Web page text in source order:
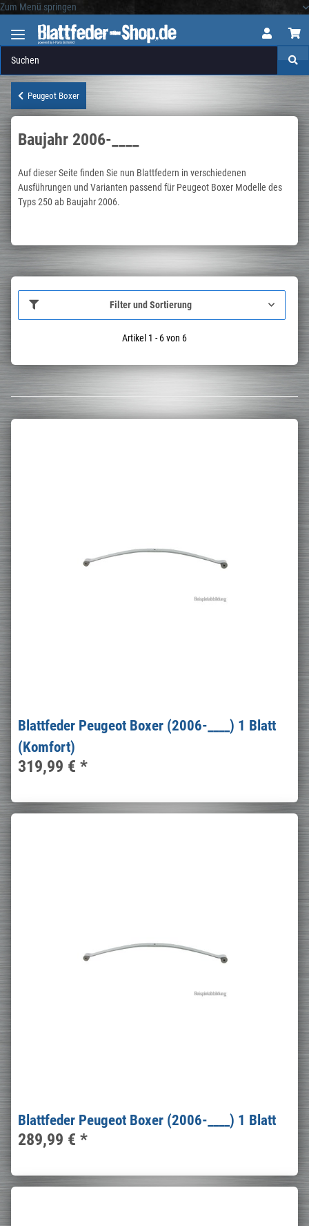
Zum Menü springen
Peugeot Boxer
Baujahr 2006-____
Auf dieser Seite finden Sie nun Blattfedern in verschiedenen
Ausführungen und Varianten passend für Peugeot Boxer Modelle des
Typs 250 ab Baujahr 2006.
Filter und Sortierung
Artikel 1 - 6 von 6
Blattfeder Peugeot Boxer (2006-____) 1 Blatt
(Komfort)
319,99 € *
Blattfeder Peugeot Boxer (2006-____) 1 Blatt
289,99 € *